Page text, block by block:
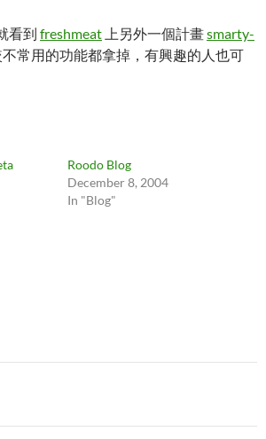
看到 freshmeat 上另外一個計畫smarty-
不常用的功能都拿掉，有興趣的人也可
Roodo Blog
December 8, 2004
In "Blog"